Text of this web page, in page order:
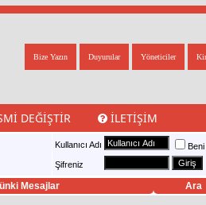
Yöneticiler
Duyurular
Bize Yazın
DEĞIŞTIR İLETIŞIM
Kullanıcı Adı
Şifreniz
Mesajlar Ara